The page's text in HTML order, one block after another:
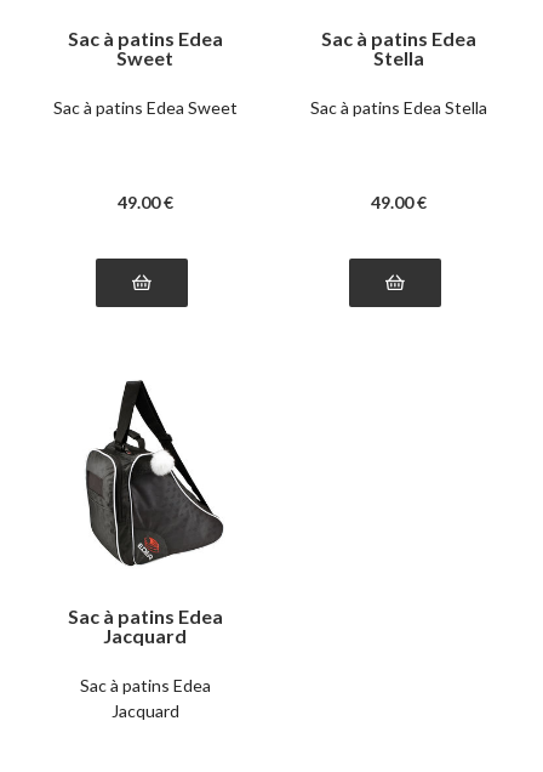
Sac à patins Edea
Sweet
Sac à patins Edea Sweet
49.00 €
Sac à patins Edea
Stella
Sac à patins Edea Stella
49.00 €
Sac à patins Edea
Jacquard
Sac à patins Edea
Jacquard